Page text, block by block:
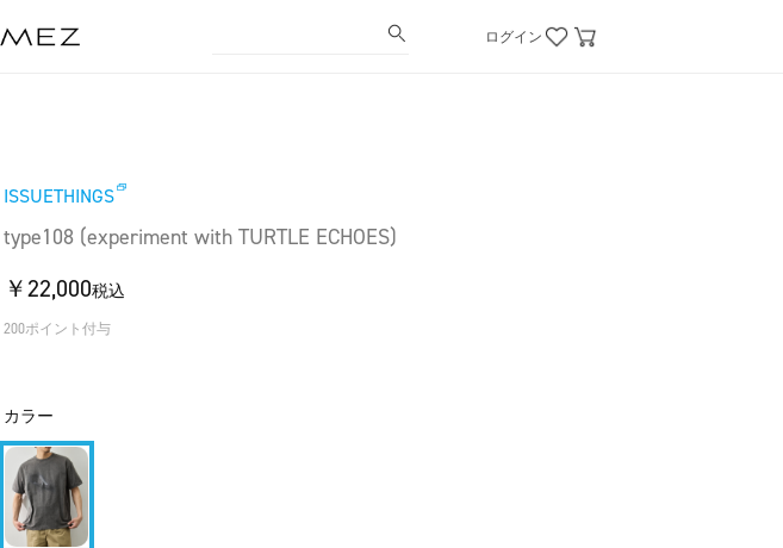
ログイン
ISSUETHINGS
type108 (experiment with TURTLE ECHOES)
￥22,000税込
200ポイント付与
カラー